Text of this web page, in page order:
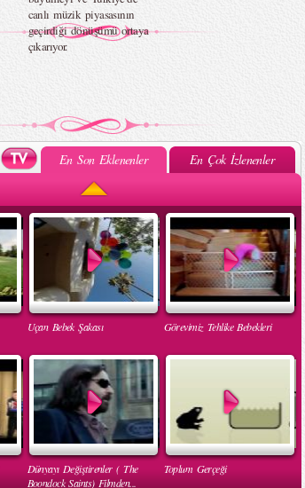
canlı müzik piyasasının
geçirdiği dönüşümü ortaya
çıkarıyor.
En Son Eklenenler En Çok İzlenenler
Uçan Bebek Şakası Görevimiz Tehlike Bebekleri
Dünyayı Değiştirenler ( The
Boondock Saints) Filmden...
Toplum Gerçeği